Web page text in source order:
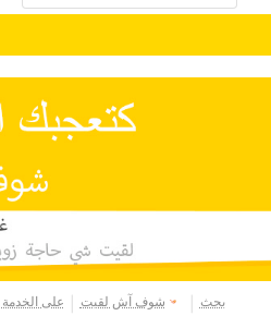
بحث شوف آش لقيت على الخدمة